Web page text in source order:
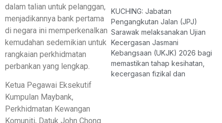
dalam talian untuk pelanggan,
menjadikannya bank pertama
di negara ini memperkenalkan
kemudahan sedemikian untuk
rangkaian perkhidmatan
perbankan yang lengkap.
Ketua Pegawai Eksekutif
Kumpulan Maybank,
Perkhidmatan Kewangan
Komuniti, Datuk John Chong
KUCHING: Jabatan
Pengangkutan Jalan (JPJ)
Sarawak melaksanakan Ujian
Kecergasan Jasmani
Kebangsaan (UKJK) 2026 bagi
memastikan tahap kesihatan,
kecergasan fizikal dan